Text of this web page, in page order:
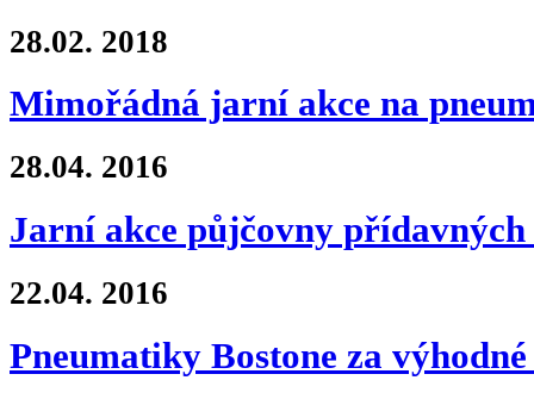
28.02. 2018
Mimořádná jarní akce na
28.04. 2016
Jarní akce půjčovny
22.04. 2016
Pneumatiky Bostone za